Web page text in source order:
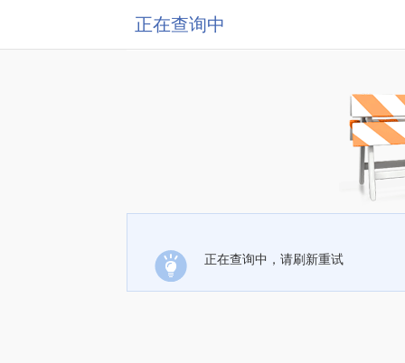
正在查询中
正在查询中，请刷新重试